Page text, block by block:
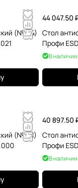
(№184)
44 047.50
Стол
Профи
В наличии
(№161)
40 897.50
Стол
Профи
В наличии